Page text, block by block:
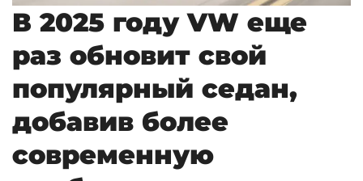
В 2025 году VW еще
раз обновит свой
популярный седан,
добавив более
современную